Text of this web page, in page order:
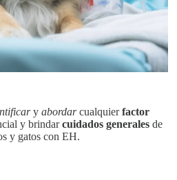
y abordarcualquierfactor
y brindarcuidados generales de
y gatos con EH.